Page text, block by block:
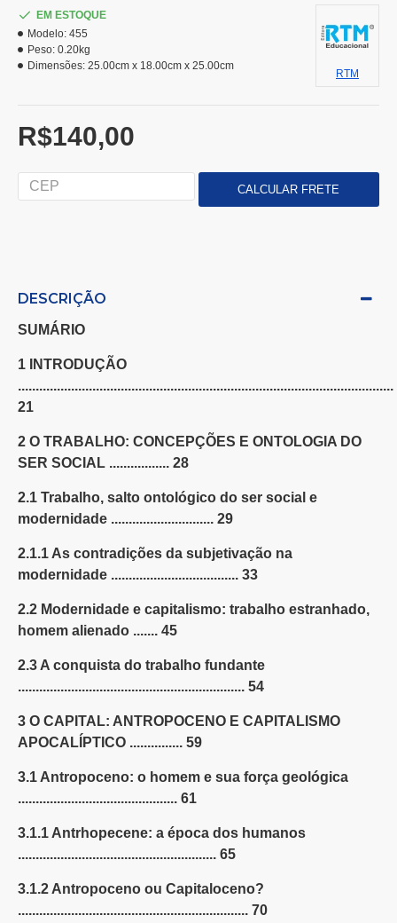
R$140,00
EM ESTOQUE
Modelo: 455
Peso: 0.20kg
Dimensões: 25.00cm x 18.00cm x 25.00cm
RTM
DESCRIÇÃO
SUMÁRIO
1 INTRODUÇÃO
..........................................................................................................
21
2 O TRABALHO: CONCEPÇÕES E ONTOLOGIA DO
SER SOCIAL ................. 28
2.1 Trabalho, salto ontológico do ser social e
modernidade ............................. 29
2.1.1 As contradições da subjetivação na
modernidade .................................... 33
2.2 Modernidade e capitalismo: trabalho estranhado,
homem alienado ....... 45
2.3 A conquista do trabalho fundante
................................................................ 54
3 O CAPITAL: ANTROPOCENO E CAPITALISMO
APOCALÍPTICO ............... 59
3.1 Antropoceno: o homem e sua força geológica
............................................. 61
3.1.1 Antrhopecene: a época dos humanos
........................................................ 65
3.1.2 Antropoceno ou Capitaloceno?
................................................................. 70